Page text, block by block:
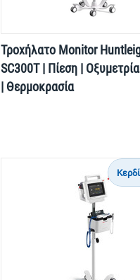
Τροχήλατο Monitor
SC300T | Πίεση |
| Θερμοκρασία